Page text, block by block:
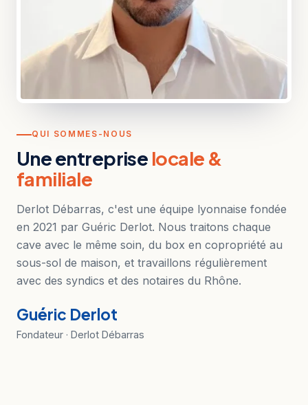
QUI SOMMES-NOUS
Une entreprise locale &
familiale
Derlot Débarras, c'est une équipe lyonnaise fondée
en 2021 par Guéric Derlot. Nous traitons chaque
cave avec le même soin, du box en copropriété au
sous-sol de maison, et travaillons régulièrement
avec des syndics et des notaires du Rhône.
Guéric Derlot
Fondateur · Derlot Débarras